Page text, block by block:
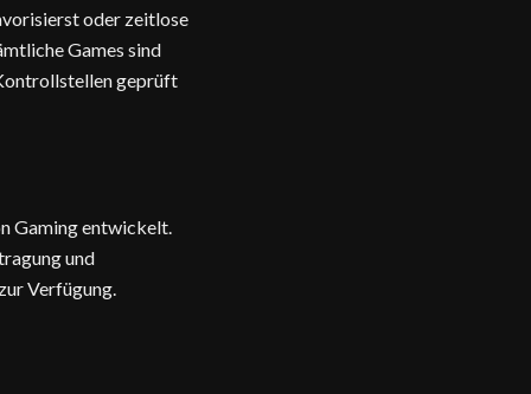
oder zeitlose
Games sind
geprüft
Gaming entwickelt.
und
Verfügung.